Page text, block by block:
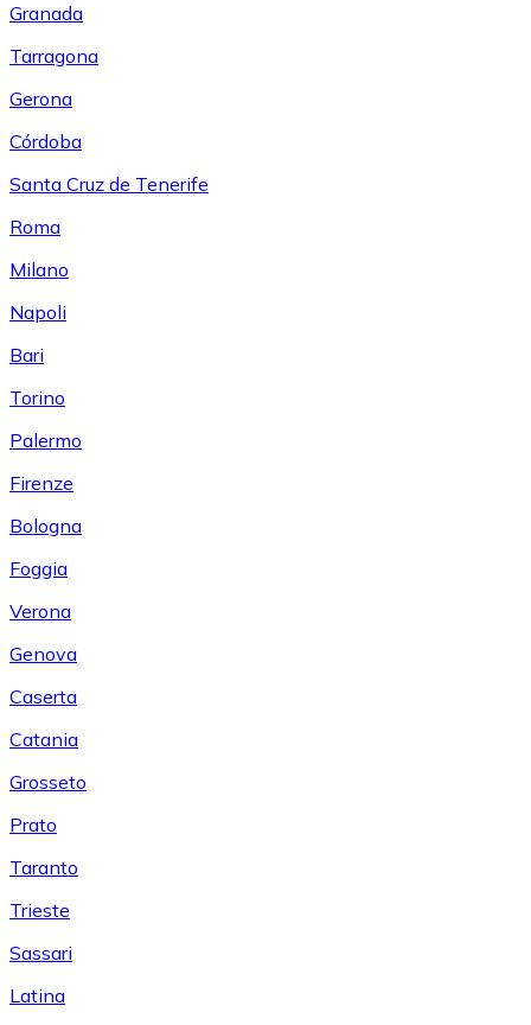
Granada
Tarragona
Gerona
Córdoba
Santa Cruz de Tenerife
Roma
Milano
Napoli
Bari
Torino
Palermo
Firenze
Bologna
Foggia
Verona
Genova
Caserta
Catania
Grosseto
Prato
Taranto
Trieste
Sassari
Latina